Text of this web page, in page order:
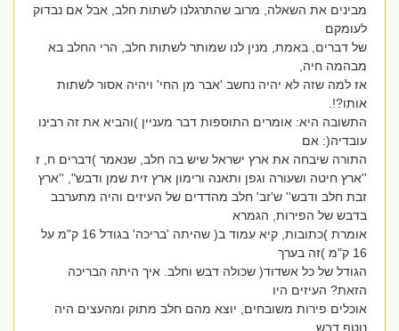
מבינים את השאלה, מרוב שהתרגלנו לשתות חלב, אבל אם נבדוק
לעומקם
של דברים, באמת, מנין לנו שמותר לשתות חלב, הרי החלב בא
מבהמה חיה,
אז למה שזה לא יהיה נחשב 'אבר מן החי' ויהיה אסור לשתות
אותו?!.
התשובה היא: אומרים התוספות דבר מעניין )והביא את זה רבינו
עובדיה(: אם
התורה שיבחה את ארץ ישראל שיש בה חלב, שנאמר )דברים ח, ז
''ארץ חיטה ושעורה וגפן ותאנה ורימון ארץ זית שמן ודבש", ''ארץ
זבת חלב ודבש'' ש'זב' חלב מהדדים של העיזים והיה מתערבב
בדבש של הפירות, הגמרא
אומרת )כתובות, קיא עמוד ב( שהיתה 'בריכה' בגודל 16 ק"מ על
הגודל של כל אשדוד( שכולה דבש וחלב. איך היתה הבריכה
הזאת? העיזים היו
אוכלים פירות משובחים, יוצא מהם חלב מתוק ומהעצים היה
נוטף דבש